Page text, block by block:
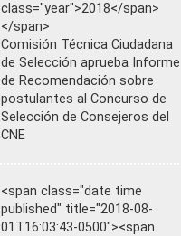
class="year">2018</span>
</span>
Comisión Técnica Ciudadana
de Selección aprueba Informe
de Recomendación sobre
postulantes al Concurso de
Selección de Consejeros del
CNE
<span class="date time
published" title="2018-08-
01T16:03:43-0500"><span